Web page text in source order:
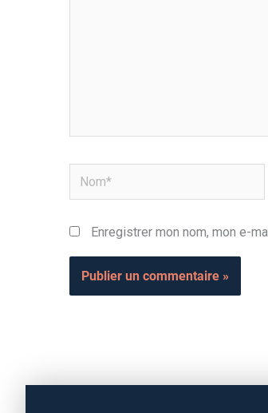
Nom*
Enregistrer mon nom, mon e-